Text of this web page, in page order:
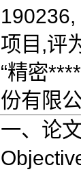
项目,评
“精密
份有限
一、论